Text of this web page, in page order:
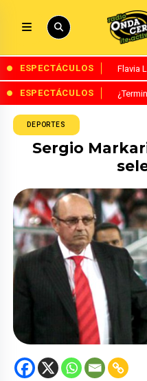
ESPECTÁCULOS Flavia
ESPECTÁCULOS
DEPORTES
Sergio